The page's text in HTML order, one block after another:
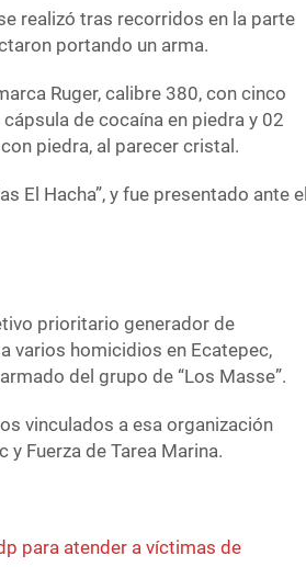
realizó tras recorridos en la parte
portando un arma.
Ruger, calibre 380, con cinco
de cocaína en piedra y 02
piedra, al parecer cristal.
El Hacha”, y fue presentado ante el
prioritario generador de
varios homicidios en Ecatepec,
del grupo de “Los Masse”.
vinculados a esa organización
Fuerza de Tarea Marina.
para atender a víctimas de